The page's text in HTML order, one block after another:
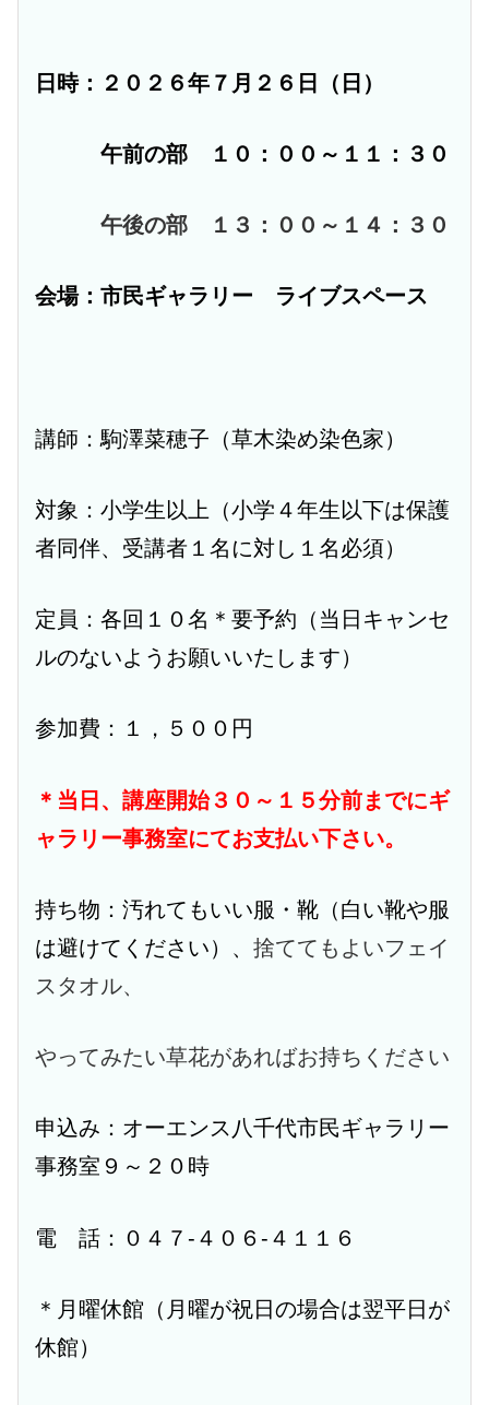
日時：２０２６年７月２６日（日）
午前の部 １０：００～１１：３０
午後の部 １３：００～１４：３０
会場：市民ギャラリー ライブスペース
講師：駒澤菜穂子（草木染め染色家）
対象：小学生以上（小学４年生以下は保護
者同伴、受講者１名に対し１名必須）
定員：各回１０名＊要予約（当日キャンセ
ルのないようお願いいたします）
参加費：１，５００円
＊当日、講座開始３０～１５分前までにギ
ャラリー事務室にてお支払い下さい。
持ち物：汚れてもいい服・靴（白い靴や服
は避けてください）、捨ててもよいフェイ
スタオル、
やってみたい草花があればお持ちください
申込み：オーエンス八千代市民ギャラリー
事務室９～２０時
電 話：０４７-４０６-４１１６
＊月曜休館（月曜が祝日の場合は翌平日が
休館）